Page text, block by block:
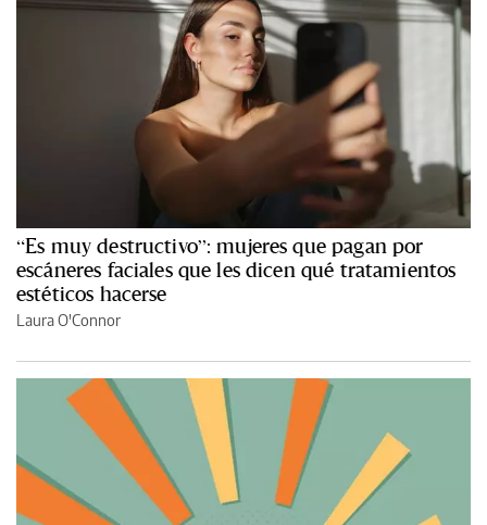
“Es muy destructivo”: mujeres que pagan por
escáneres faciales que les dicen qué tratamientos
estéticos hacerse
Laura O'Connor